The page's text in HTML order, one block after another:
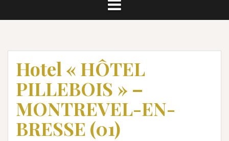
Hotel « HÔTEL
PILLEBOIS » –
MONTREVEL-EN-
BRESSE (01)